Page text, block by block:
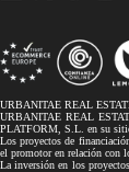
URBANITAE REAL
URBANITAE REAL
PLATFORM, S.L. en su sitio
Los proyectos de
el promotor en relación con
La inversión en los